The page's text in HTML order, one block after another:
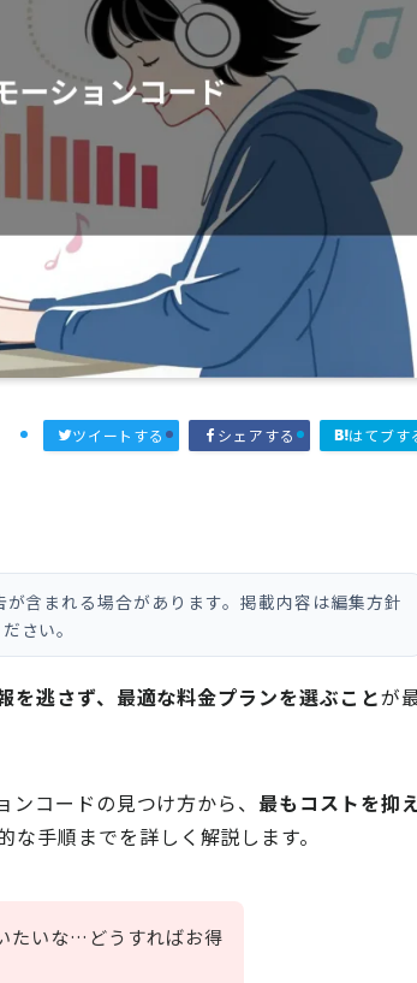
ツイートする シェアする はてブす
含まれる場合があります。掲載内容は編集方針
さい。
を逃さず、最適な料金プランを選ぶことが
コードの見つけ方から、 最もコストを抑
手順までを詳しく解説します。
たいな…どうすればお得